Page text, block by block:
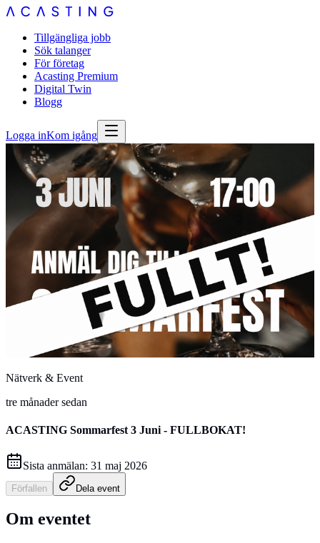
Tillgängliga jobb
Sök talanger
För företag
Acasting Premium
Digital Twin
Blogg
Logga inKom igång
Nätverk & Event
tre månader sedan
ACASTING Sommarfest 3 Juni - FULLBOKAT!
Sista anmälan: 31 maj 2026
Förfallen Dela event
Om eventet